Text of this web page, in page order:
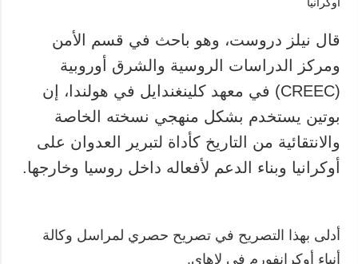
قال نيلز دروست، وهو باحث في قسم الأمن
ومركز الدراسات الروسية والشرق أوروبية
(CREEC) في معهد كلينغندايل في هولندا، إن
بوتين يستخدم بشكل منهجي نسخته الخاصة
والانتقائية من التاريخ كأداة لتبرير العدوان على
أوكرانيا وبناء الدعم لأفعاله داخل روسيا وخارجها.
أدلى بهذا التصريح في تصريح حصري لمراسل وكالة
أنباء أوكرإنفورم في لاهاي.